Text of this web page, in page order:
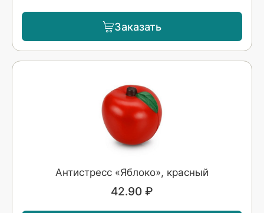
Заказать
Антистресс «Яблоко», красный
42.90 ₽